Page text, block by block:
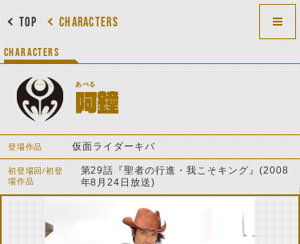
CHARACTERS
TOP
CHARACTERS
あべる
阿鐘
登場作品 仮面ライダーキバ
初登場回/初登
場作品
第29話『聖者の行進・我こそキング』(2008
年8月24日放送)